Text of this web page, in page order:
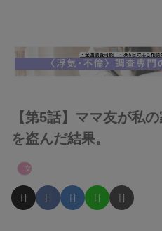
【第5話】ママ友が私
を盗んだ結果。
女性たちのスカッと話